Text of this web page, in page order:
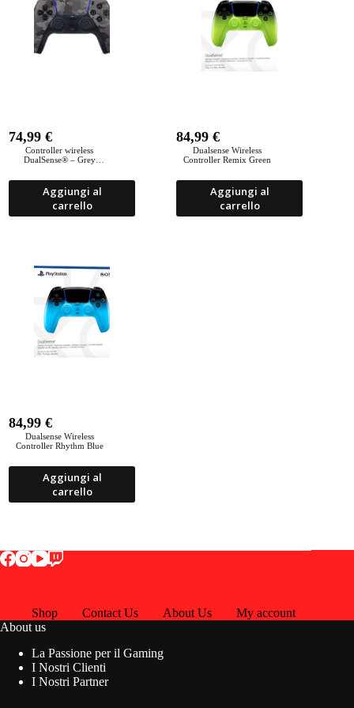
Controller wireless
DualSense® – Grey
74,99€
Aggiungi al
carrello
Dualsense Wireless
Controller Remix Green
84,99€
Aggiungi al
carrello
Dualsense Wireless
Controller Rhythm Blue
84,99€
Aggiungi al
carrello
Shop Contact Us About Us
My account
About us
La Passione per il Gaming
I Nostri Clienti
I Nostri Partner